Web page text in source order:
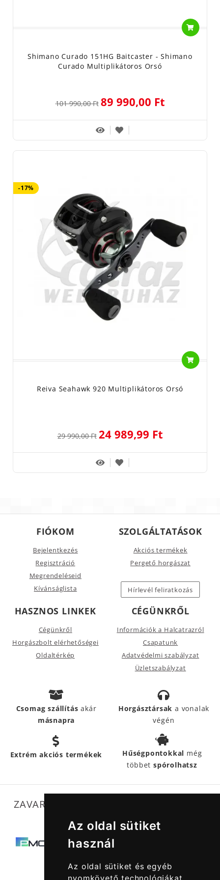
Az oldal sütiket
használ
Az oldal sütiket és egyéb
nyomkövető technológiákat
Shimano Curado 151HG Baitcaster - Shimano
Curado Multiplikátoros Orsó
101 990,00 Ft 89 990,00 Ft
-17%
Reiva Seahawk 920 Multiplikátoros Orsó
29 990,00 Ft 24 989,99 Ft
FIÓKOM
Bejelentkezés
Regisztráció
Megrendeléseid
Kívánságlista
SZOLGÁLTATÁSOK
Akciós termékek
Pergető horgászat
Hírlevél feliratkozás
HASZNOS LINKEK
Cégünkről
Horgászbolt elérhetőségei
Oldaltérkép
CÉGÜNKRŐL
Információk a Halcatrazról
Csapatunk
Adatvédelmi szabályzat
Üzletszabályzat
Csomag szállításakár
másnapra
Horgásztársak a vonalak
végén
Extrém akciós termékek Hűségpontokkal még
többetspórolhatsz
ZAVARTALAN MŰKÖDÉSÜNKET SEGÍTIK